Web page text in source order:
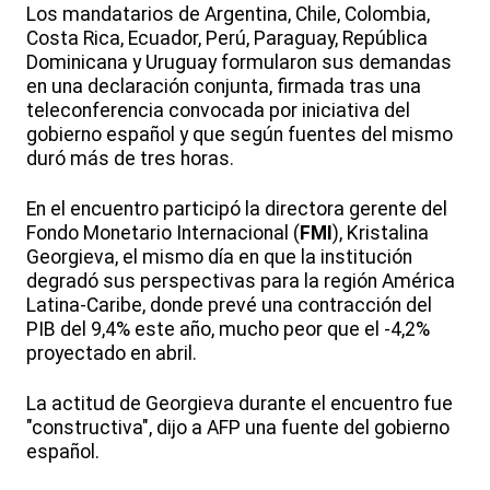
Los mandatarios de Argentina, Chile, Colombia,
Costa Rica, Ecuador, Perú, Paraguay, República
Dominicana y Uruguay formularon sus demandas
en una declaración conjunta, firmada tras una
teleconferencia convocada por iniciativa del
gobierno español y que según fuentes del mismo
duró más de tres horas.
En el encuentro participó la directora gerente del
Fondo Monetario Internacional ( FMI ), Kristalina
Georgieva, el mismo día en que la institución
degradó sus perspectivas para la región América
Latina-Caribe, donde prevé una contracción del
PIB del 9,4% este año, mucho peor que el -4,2%
proyectado en abril.
La actitud de Georgieva durante el encuentro fue
"constructiva", dijo a AFP una fuente del gobierno
español.